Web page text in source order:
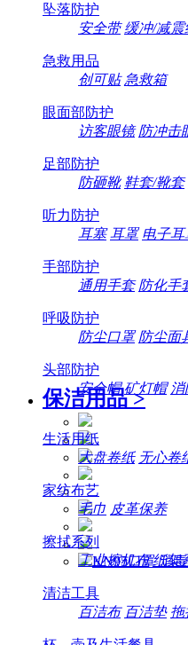
坠落防护
安全带 缓冲/减震
急救用品
创可贴 急救箱
眼面部防护
访客眼镜 防冲击
足部防护
防砸靴 鞋套/靴套
听力防护
耳塞 耳罩 电子耳
手部防护
通用手套 防化手
呼吸防护
防尘口罩 防尘面
头部防护
安全帽 矿灯帽
保洁用品 >
生活用纸
大盘卷纸 无心卷
家纺布艺
毛巾 皮革保养
擦拭系列
工业擦机布 纸架
清洁工具
百洁布 百洁垫 拖